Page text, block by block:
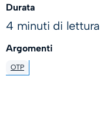
Durata
4 minuti di lettura
Argomenti
OTP